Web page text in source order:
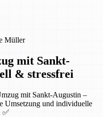
Müller
mit Sankt-
& stressfrei
mit Sankt-Augustin –
Umsetzung und individuelle
✅